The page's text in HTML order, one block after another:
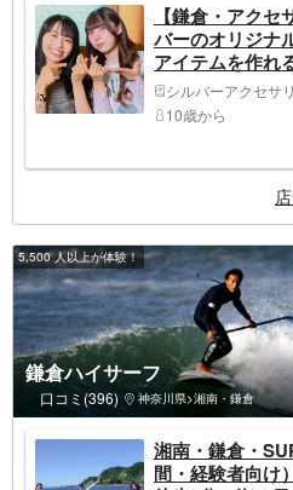
【鎌倉・アク
バーのオリジナ
アイテムを作れ
り6分／約2時間
シルバーアクセサ
10歳から
5,500 人以上が体験！
鎌倉ハイサーフ
口コミ(396) 神奈川県>湘南・鎌倉
湘南・鎌倉・
間・経験者向け